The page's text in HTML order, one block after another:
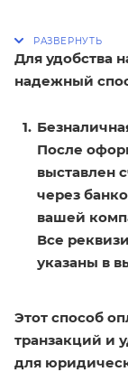
Для удобства
надежный
После
выставлен
через
вашей
Все
указаны в
Этот способ
транзакций и
для